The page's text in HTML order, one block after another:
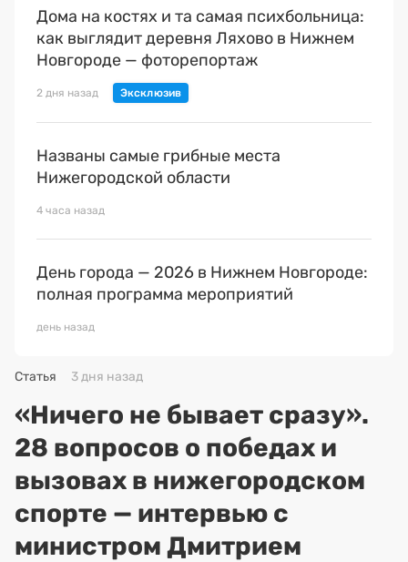
Дома на костях и та самая психбольница:
как выглядит деревня Ляхово в Нижнем
Новгороде — фоторепортаж
2 дня назад
Названы самые грибные места
Нижегородской области
4 часа назад
День города — 2026 в Нижнем Новгороде:
полная программа мероприятий
день назад
Статья 3 дня назад
«Ничего не бывает сразу».
28 вопросов о победах и
вызовах в нижегородском
спорте — интервью с
министром Дмитрием